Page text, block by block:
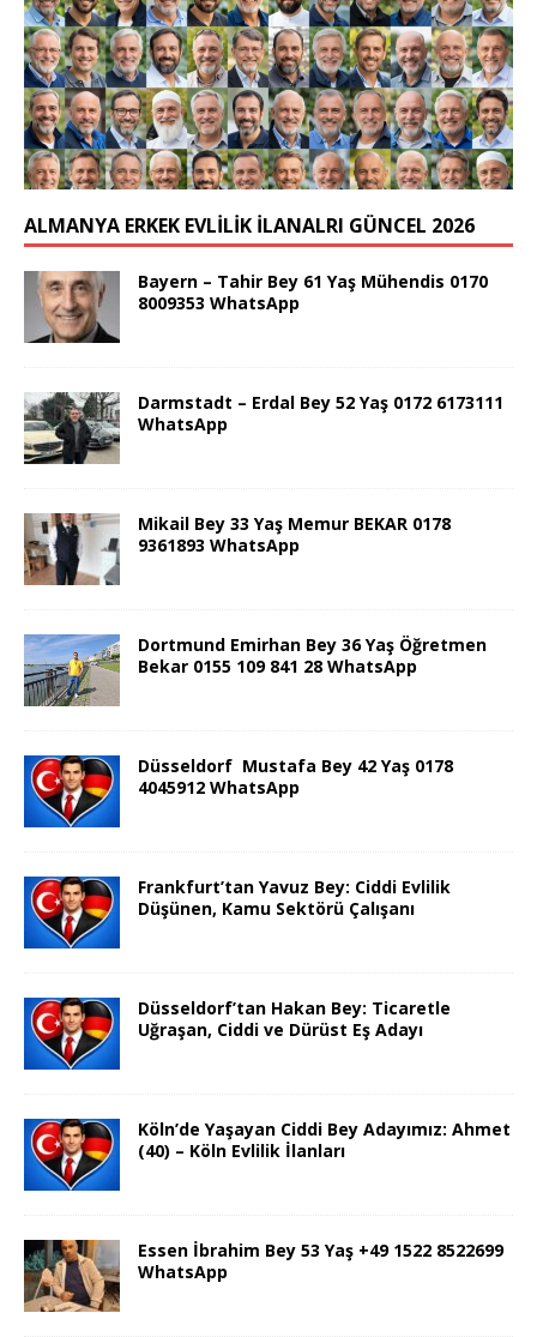
ALMANYA ERKEK EVLİLİK İLANALRI GÜNCEL 2026
Bayern – Tahir Bey 61 Yaş Mühendis 0170
8009353 WhatsApp
Darmstadt – Erdal Bey 52 Yaş 0172 6173111
WhatsApp
Mikail Bey 33 Yaş Memur BEKAR 0178
9361893 WhatsApp
Dortmund Emirhan Bey 36 Yaş Öğretmen
Bekar 0155 109 841 28 WhatsApp
Düsseldorf Mustafa Bey 42 Yaş 0178
4045912 WhatsApp
Frankfurt’tan Yavuz Bey: Ciddi Evlilik
Düşünen, Kamu Sektörü Çalışanı
Düsseldorf’tan Hakan Bey: Ticaretle
Uğraşan, Ciddi ve Dürüst Eş Adayı
Köln’de Yaşayan Ciddi Bey Adayımız: Ahmet
(40) – Köln Evlilik İlanları
Essen İbrahim Bey 53 Yaş +49 1522 8522699
WhatsApp